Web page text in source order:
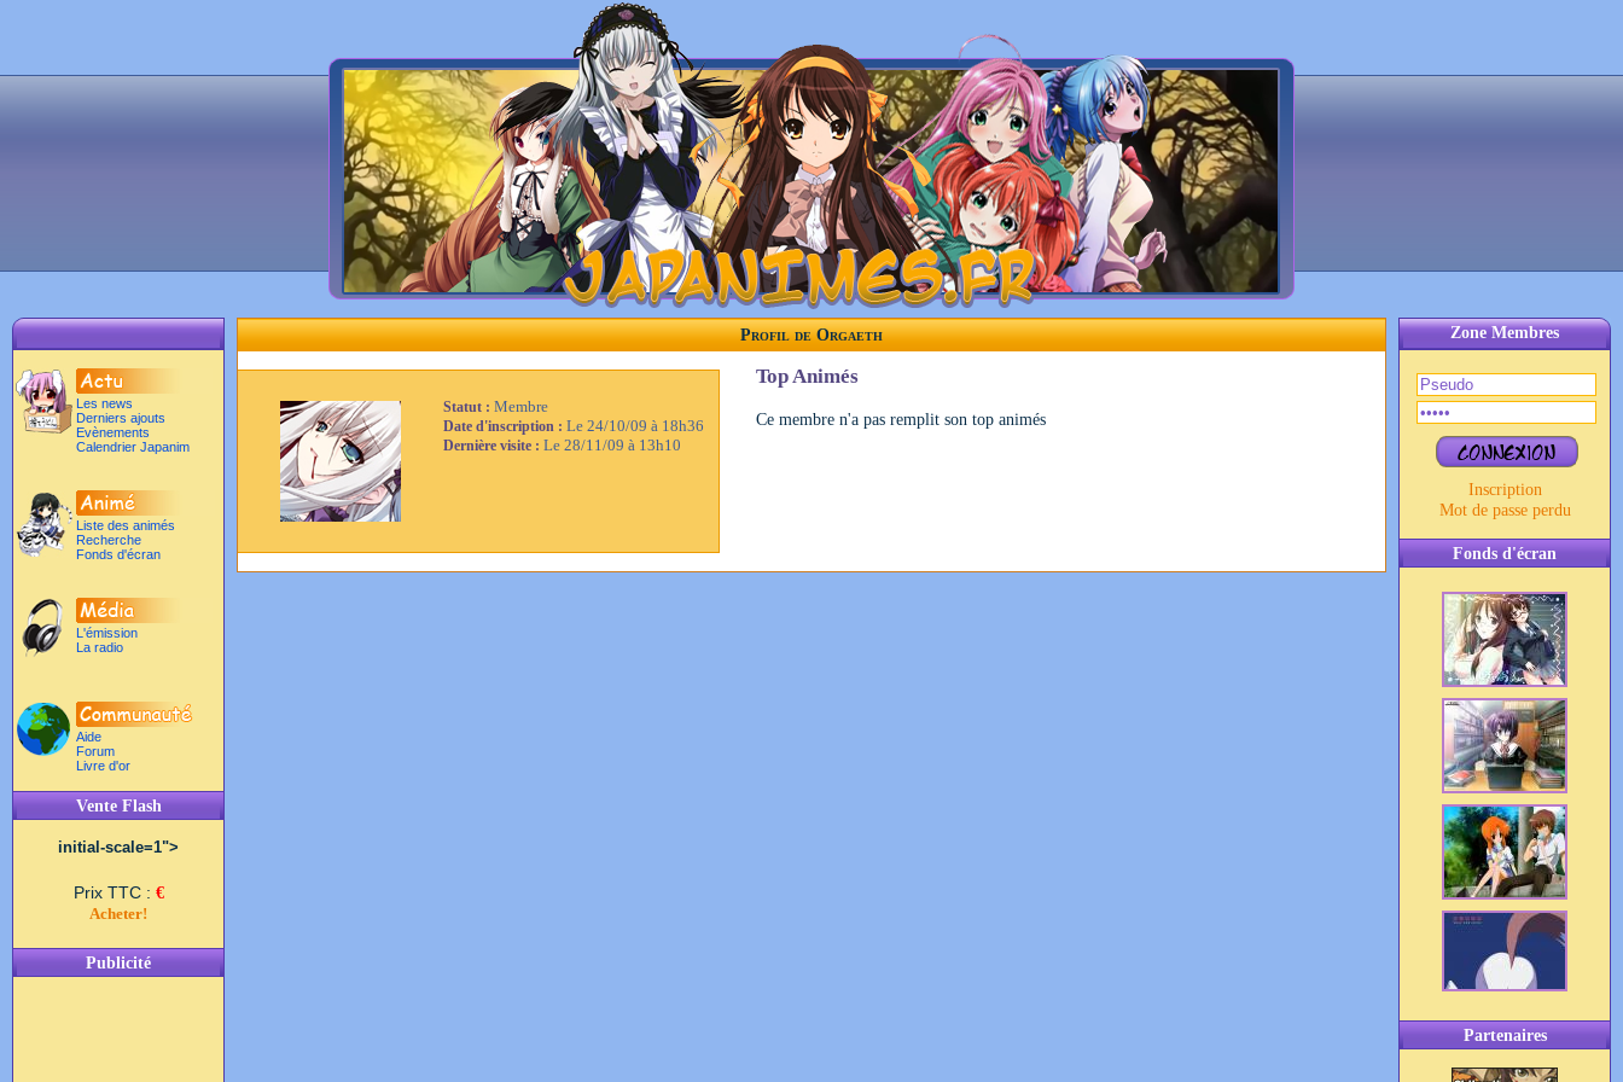
Les news
Derniers ajouts
Evènements
Calendrier Japanim
Liste des animés
Recherche
Fonds d'écran
L'émission
La radio
Aide
Forum
Livre d'or
Vente Flash
initial-scale=1">
Prix TTC : €
Acheter!
Publicité
Zone Membres
Inscription
Mot de passe perdu
Fonds d'écran
Partenaires
Profil de Orgaeth
Statut : Membre
Date d'inscription : Le 24/10/09 à 18h36
Dernière visite : Le 28/11/09 à 13h10
Top Animés
Ce membre n'a pas remplit son top animés